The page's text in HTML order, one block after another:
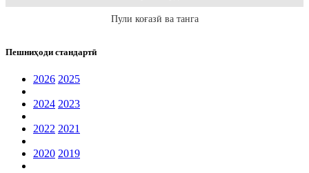
Пули коғазӣ ва танга
Пешниҳоди стандартӣ
2026 2025
2024 2023
2022 2021
2020 2019